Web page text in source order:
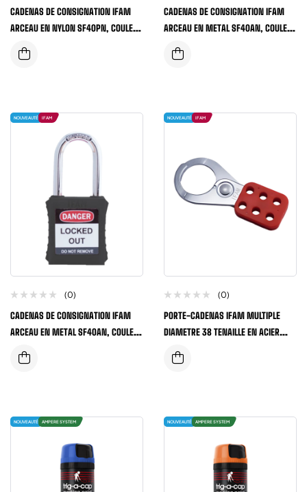
CADENAS DE CONSIGNATION IFAM
ARCEAU EN NYLON SF40PN, COULEUR
ROUGE
CADENAS DE CONSIGNATION IFAM
ARCEAU EN METAL SF40AN, COULEUR
ROUGE
NOUVEAUTÉ IFAM
(0)
CADENAS DE CONSIGNATION IFAM
ARCEAU EN METAL SF40AN, COULEUR
NOIR
NOUVEAUTÉ IFAM
(0)
PORTE-CADENAS IFAM MULTIPLE
DIAMETRE 38 TENAILLE EN ACIER
POUR 6 CADENAS
NOUVEAUTÉ AMPERE SYSTEM NOUVEAUTÉ AMPERE SYSTEM